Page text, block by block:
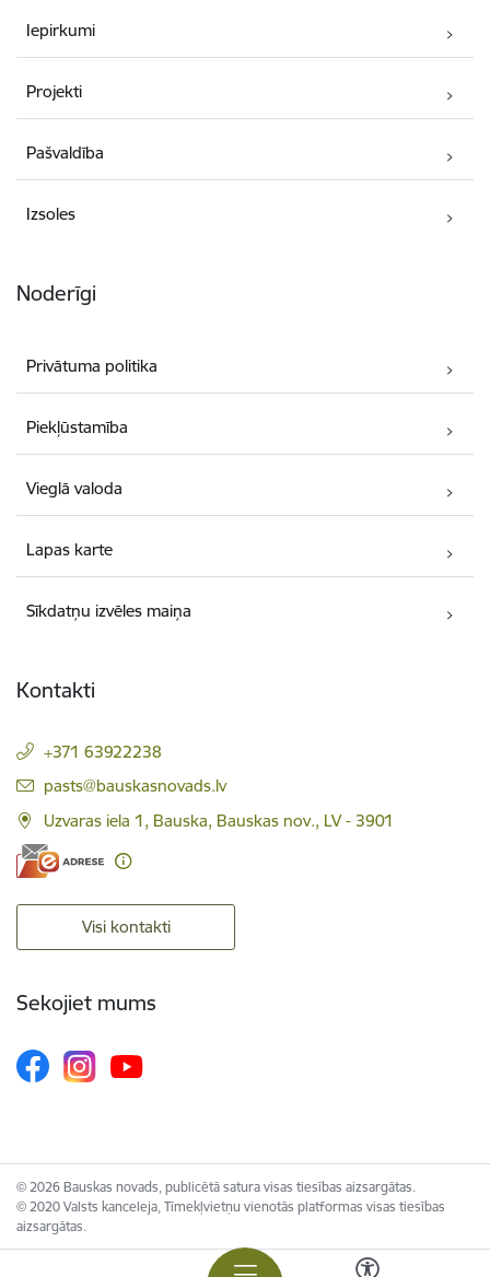
Iepirkumi
Projekti
Pašvaldība
Izsoles
Noderīgi
Privātuma politika
Piekļūstamība
Vieglā valoda
Lapas karte
Sīkdatņu izvēles maiņa
Kontakti
+371 63922238
E-pasts:
pasts@bauskasnovads.lv
Uzvaras iela 1, Bauska, Bauskas nov., LV - 3901
Visi kontakti
Sekojiet mums
© 2026 Bauskas novads, publicētā satura visas tiesības aizsargātas.
© 2020 Valsts kanceleja, Tīmekļvietņu vienotās platformas visas tiesības
aizsargātas.